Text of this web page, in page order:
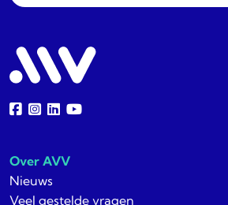
Over AVV
Nieuws
Veel gestelde vragen